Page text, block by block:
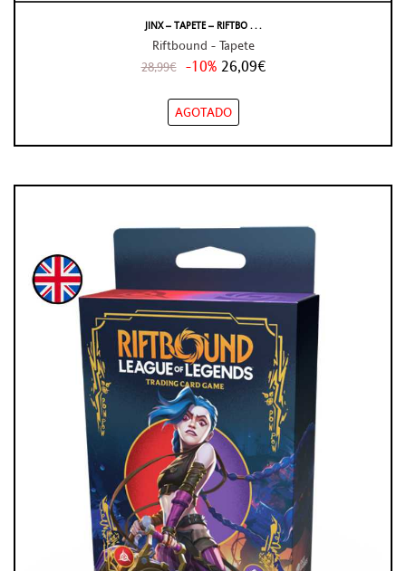
JINX – TAPETE – RIFTBO . . .
Riftbound - Tapete
28,99€ -10% 26,09€
AGOTADO